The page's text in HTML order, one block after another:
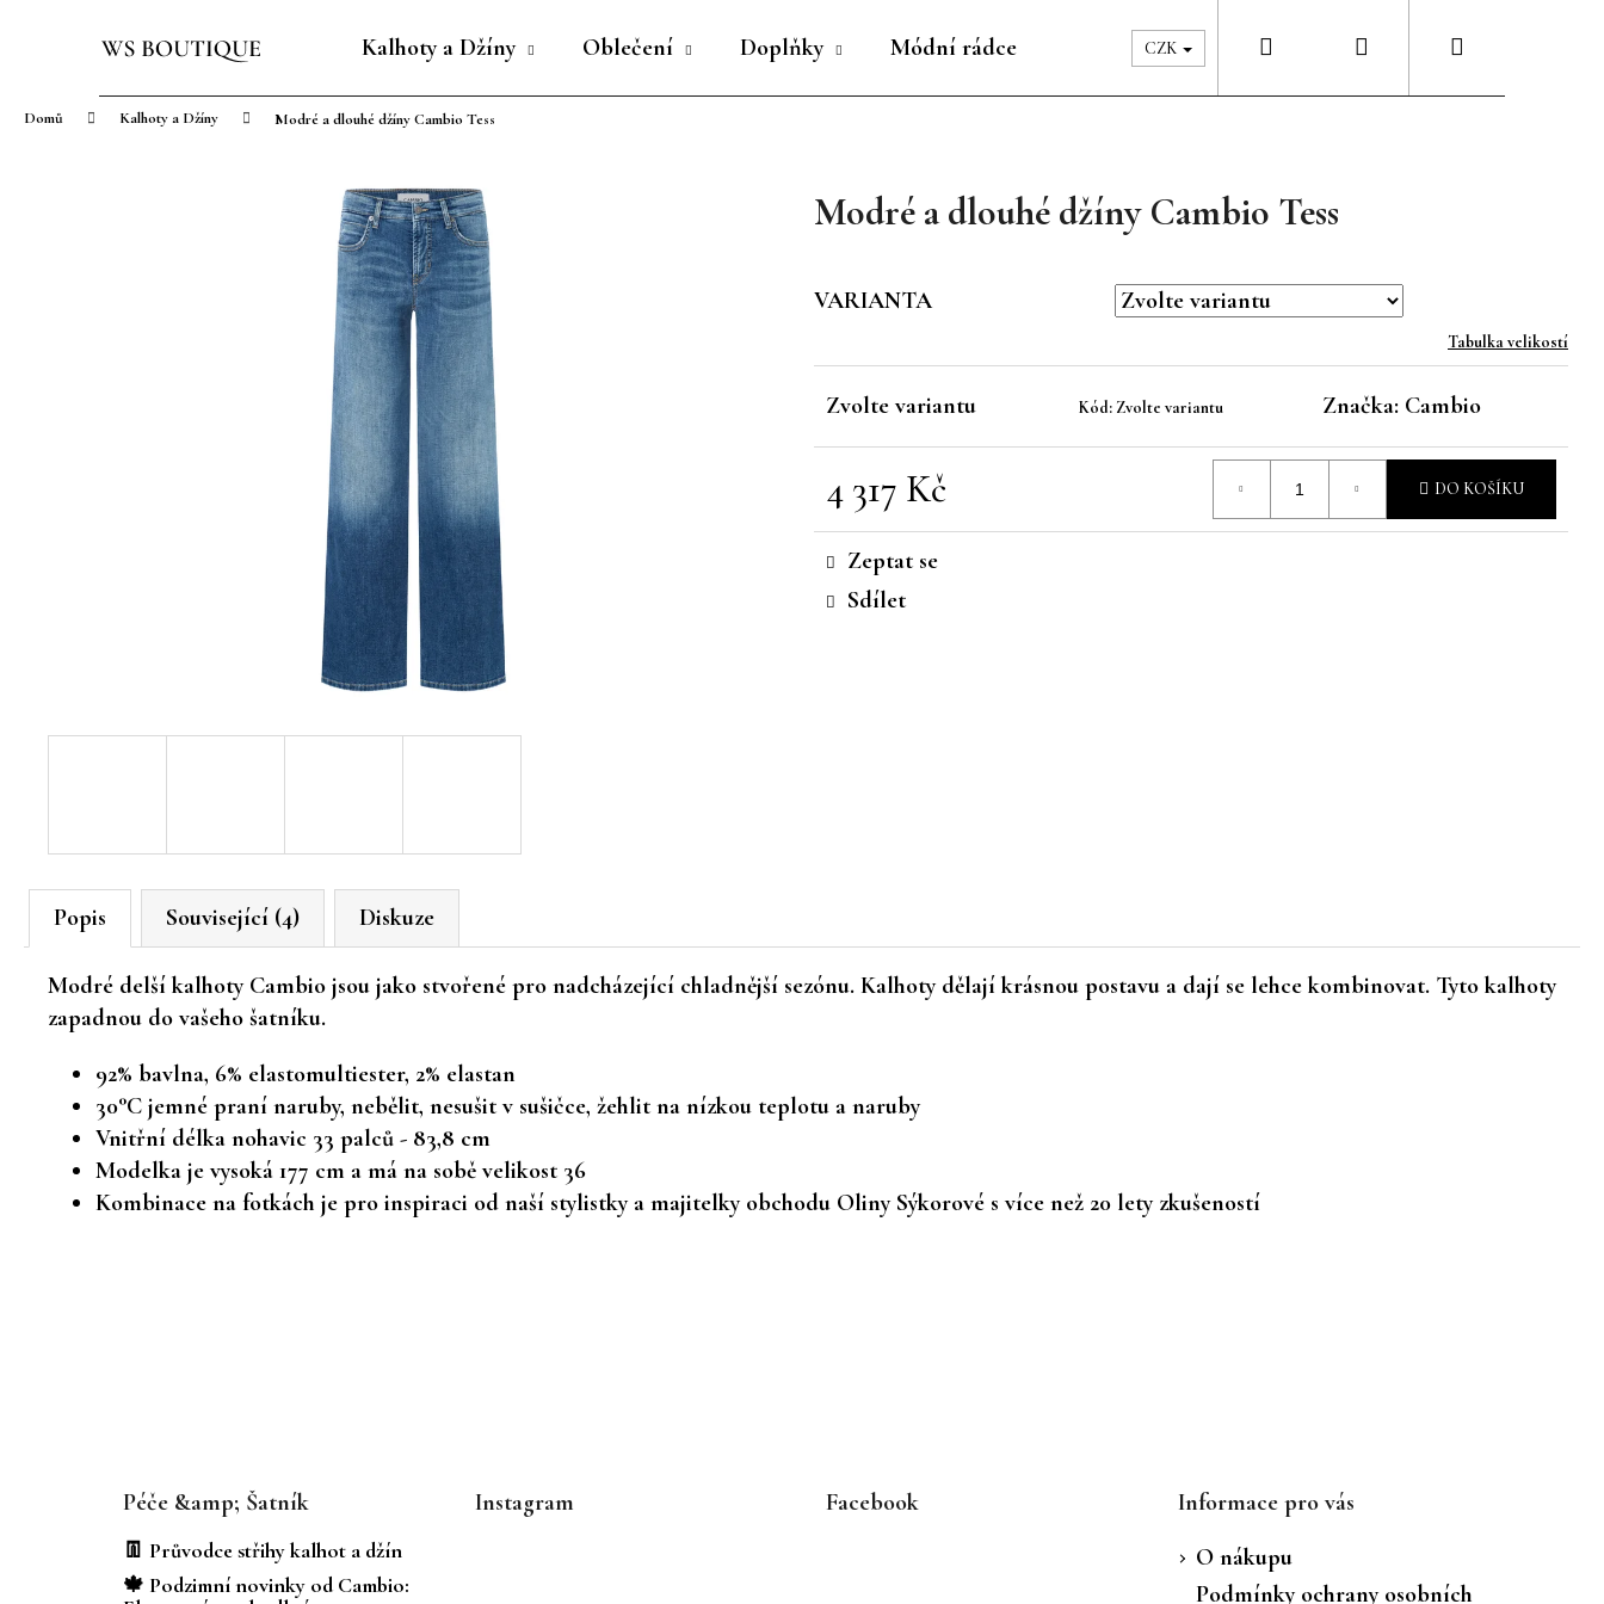
Kalhoty a Džíny Oblečení Doplňky Módní rádce Péče & Šatník Kontakty
CZK Přihlášení
Domů Kalhoty a Džíny Modré a dlouhé džíny Cambio Tess
Modré a dlouhé džíny Cambio Tess
VARIANTA
Tabulka velikostí
Zvolte variantu Kód: Zvolte variantu Značka: Cambio
4 317 Kč
Měrná
cena:
DO KOŠÍKU
Zeptat se
Sdílet
Popis Související (4) Diskuze
Modré delší kalhoty Cambio jsou jako stvořené pro nadcházející chladnější sezónu. Kalhoty dělají krásnou postavu a dají se lehce kombinovat. Tyto kalhoty
zapadnou do vašeho šatníku.
92% bavlna, 6% elastomultiester, 2% elastan
30°C jemné praní naruby, nebělit, nesušit v sušičce, žehlit na nízkou teplotu a naruby
Vnitřní délka nohavic 33 palců - 83,8 cm
Modelka je vysoká 177 cm a má na sobě velikost 36
Kombinace na fotkách je pro inspiraci od naší stylistky a majitelky obchodu Oliny Sýkorové s více než 20 lety zkušeností
Zpět
obchodu
Zpět
obchodu
HLEDAT
Péče &amp; Šatník
👖 Průvodce střihy kalhot a džín
🍁 Podzimní novinky od Cambio:
Instagram Facebook
Informace pro vás
O nákupu
Podmínky ochrany osobních